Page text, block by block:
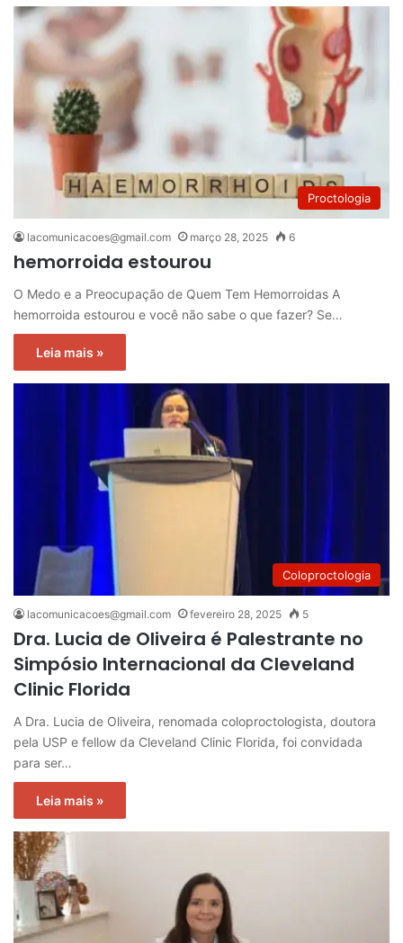
Proctologia
lacomunicacoes@gmail.com março 28, 2025 6
hemorroida estourou
O Medo e a Preocupação de Quem Tem Hemorroidas A
hemorroida estourou e você não sabe o que fazer? Se…
Leia mais »
Coloproctologia
lacomunicacoes@gmail.com fevereiro 28, 2025 5
Dra. Lucia de Oliveira é Palestrante no
Simpósio Internacional da Cleveland
Clinic Florida
A Dra. Lucia de Oliveira, renomada coloproctologista, doutora
pela USP e fellow da Cleveland Clinic Florida, foi convidada
para ser…
Leia mais »